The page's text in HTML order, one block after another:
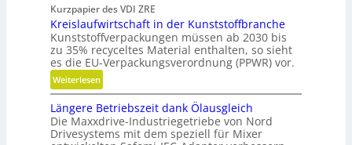
r
e
i
e
s
H
y
b
r
c
h
n
e
l
l
g
e
n
a
Kurzpapier des VDI ZRE
Kreislaufwirtschaft in der Kunststoffbranche
Kunststoffverpackungen müssen ab 2030 bis
zu 35% recyceltes Material enthalten, so sieht
es die EU-Verpackungsverordnung (PPWR) vor.
Weiterlesen:
K
r
e
i
Längere Betriebszeit dank Ölausgleich
Die Maxxdrive-Industriegetriebe von Nord
Drivesystems mit dem speziell für Mixer